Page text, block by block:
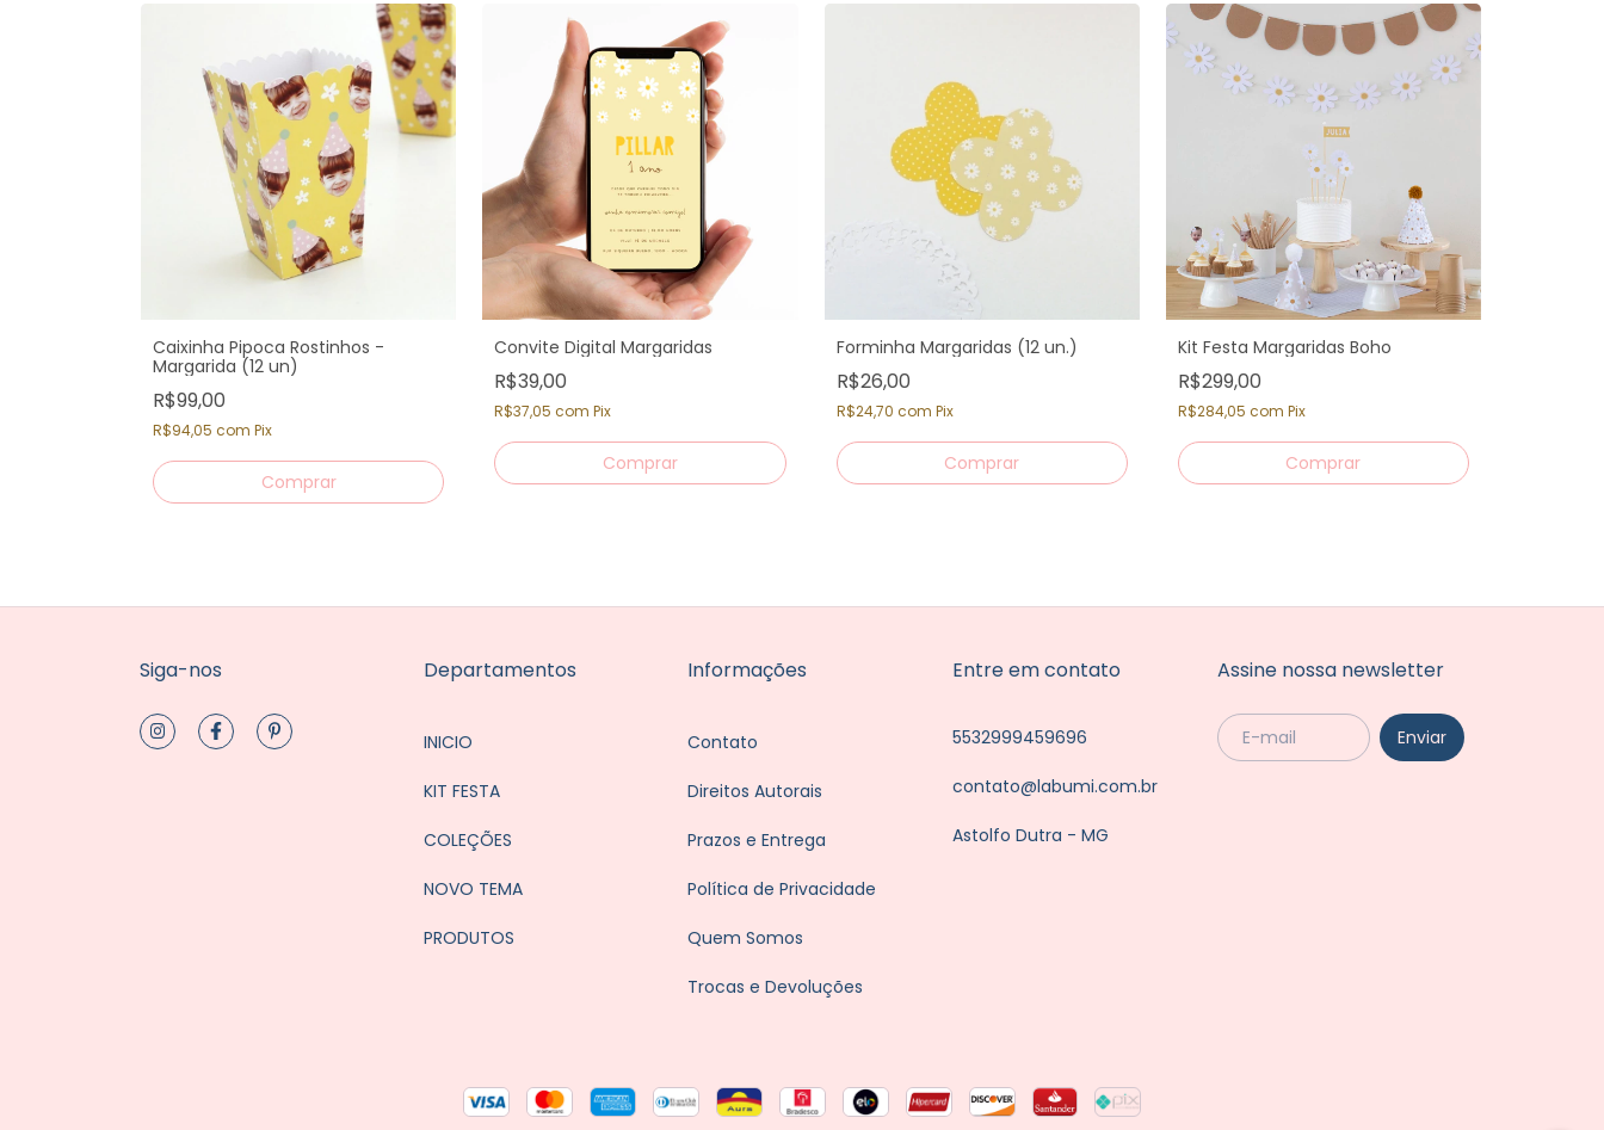
Caixinha Pipoca Rostinhos -
Margarida (12 un)
R$99,00
R$94,05 com Pix
Convite Digital Margaridas
R$39,00
R$37,05com Pix
Forminha Margaridas (12 un.)
R$26,00
R$24,70 com Pix
Kit Festa Margaridas Boho
R$299,00
R$284,05 com Pix
Siga-nos Departamentos
INICIO
KIT FESTA
COLEÇÕES
NOVO TEMA
PRODUTOS
Informações
Contato
Direitos Autorais
Prazos e Entrega
Política de Privacidade
Quem Somos
Trocas e Devoluções
Entre em contato
5532999459696
contato@labumi.com.br
Astolfo Dutra - MG
Assine nossa newsletter